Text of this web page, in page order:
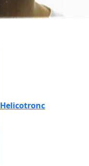
Helicotronc